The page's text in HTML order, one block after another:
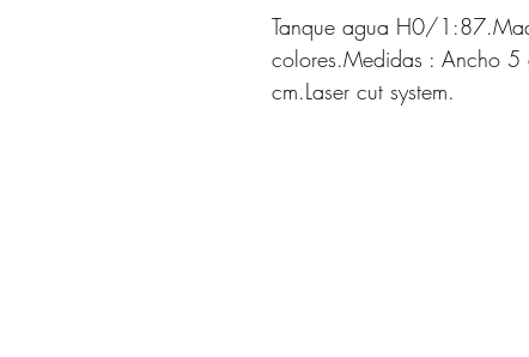
Tanque agua H0/
colores.Medidas : Ancho
cm.Laser cut system.